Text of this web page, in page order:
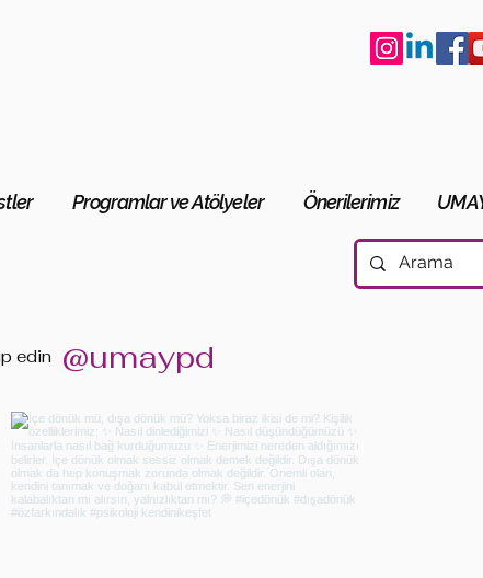
Programlar ve Atölyeler Önerilerimiz
edin @umaypd